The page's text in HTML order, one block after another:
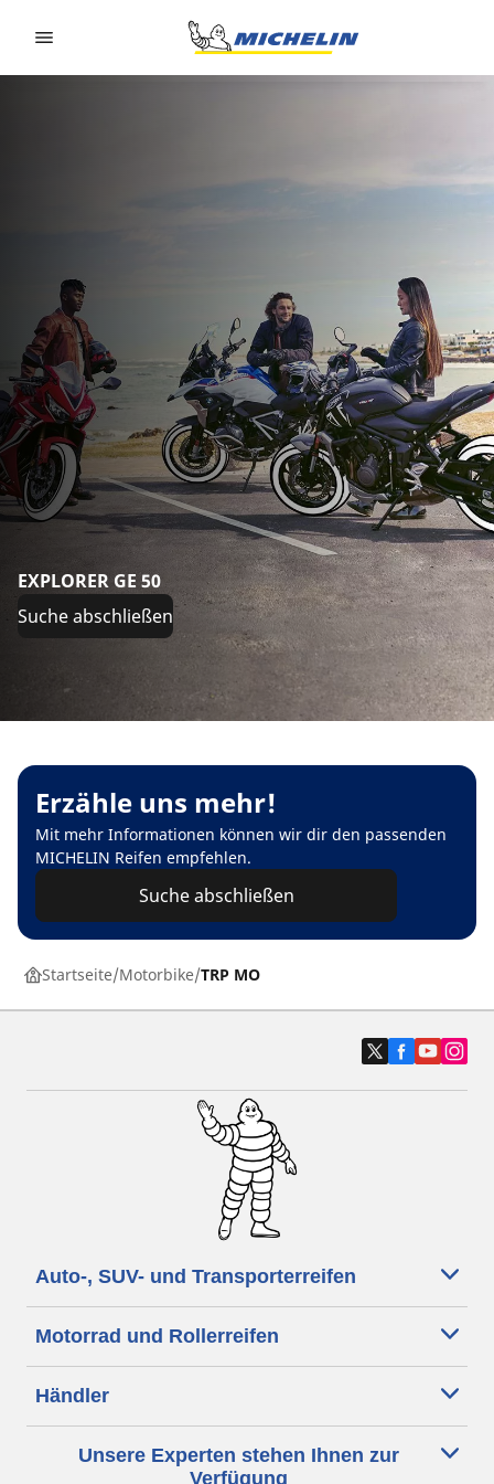
EXPLORER GE 50
Suche abschließen
Erzähle uns mehr!
Mit mehr Informationen können wir dir den passenden
MICHELIN Reifen empfehlen.
Suche abschließen
Startseite Motorbike TRP MO
Auto-, SUV- und Transporterreifen
Motorrad und Rollerreifen
Händler
Unsere Experten stehen Ihnen zur
Verfügung